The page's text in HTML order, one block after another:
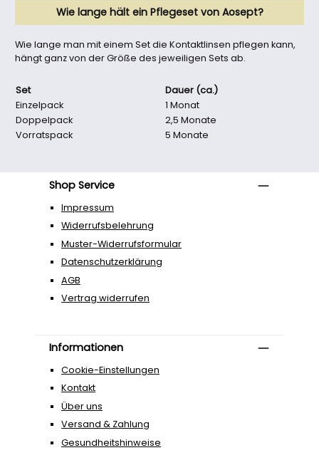
Wie lange hält ein Pflegeset von Aosept?
Wie lange man mit einem Set die Kontaktlinsen pflegen kann,
hängt ganz von der Größe des jeweiligen Sets ab.
Set
Dauer (ca.)
Einzelpack
1 Monat
Doppelpack
2,5 Monate
Vorratspack
5 Monate
Shop Service
Impressum
Widerrufsbelehrung
Muster-Widerrufsformular
Datenschutzerklärung
AGB
Vertrag widerrufen
Informationen
Cookie-Einstellungen
Kontakt
Über uns
Versand & Zahlung
Gesundheitshinweise